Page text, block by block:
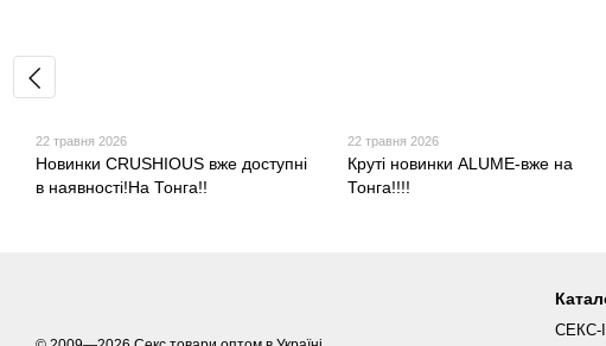
22 травня 2026
Новинки CRUSHIOUS вже доступні
в наявності!На Тонга!!
22 травня 2026
Круті новинки ALUME-вже на
Тонга!!!!
СЕКС-